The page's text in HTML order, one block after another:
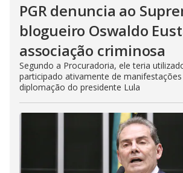
PGR denuncia ao
blogueiro Oswaldo
associação criminosa
Segundo a Procuradoria, ele teria
participado ativamente de
diplomação do presidente Lula